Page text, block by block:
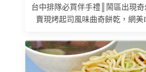
台中排隊必買伴手禮║鬧區出現
賣現烤起司風味曲奇餅乾，網美